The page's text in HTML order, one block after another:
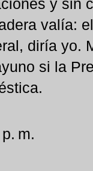
y sin
valía:
diría yo.
si la
m.